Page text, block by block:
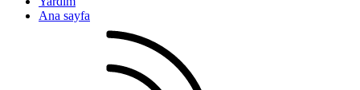
Ana sayfa